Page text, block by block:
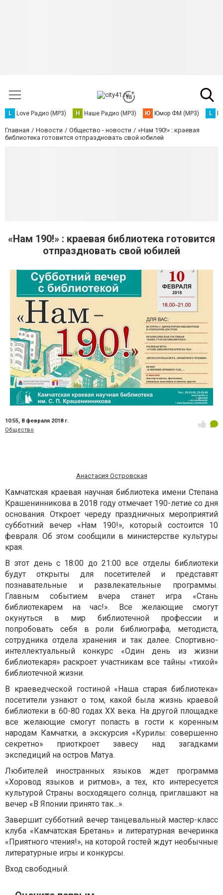
L Love Радио (MP3) Н Наше Радио (MP3) Ю Юмор ФМ (MP3) L
Главная Новости Общество - новости
«Нам 190!» : краевая
библиотека готовится отпраздновать свой юбилей
«Нам 190!» : краевая библиотека готовится
отпраздновать свой юбилей
10:55, 8 февраля 2018 г.
Общество
Анастасия Островская
Камчатская краевая научная библиотека имени Степана
Крашенинникова в 2018 году отмечает 190-летие со дня
основания. Откроет череду праздничных мероприятий
субботний вечер «Нам 190!», который состоится 10
февраля. Об этом сообщили в министерстве культуры
края.
В этот день с 18:00 до 21:00 все отделы библиотеки
будут открыты для посетителей и представят
познавательные и развлекательные программы.
Главным событием вчера станет игра «Стань
библиотекарем на час!». Все желающие смогут
окунуться в мир библиотечной профессии и
попробовать себя в роли библиографа, методиста,
сотрудника отдела хранения и так далее. Спортивно-
интеллектуальный конкурс «Один день из жизни
библиотекаря» раскроет участникам все тайны «тихой»
библиотечной жизни.
В краеведческой гостиной «Наша старая библиотека»
посетители узнают о том, какой была жизнь краевой
библиотеки в 60-80 годах XX века. На другой площадке
все желающие смогут попасть в гости к коренным
народам Камчатки, а экскурсия «Курилы: совершенно
секретно» приоткроет завесу над загадками
экспедиций на остров Матуа.
Любителей иностранных языков ждет программа
«Хоровод языков и ритмов», а тех, кто интересуется
культурой Страны восходящего солнца, приглашают на
вечер «В Японии принято так…».
Завершит субботний вечер танцевальный мастер-класс
клуба «Камчатская Бретань» и литературная вечеринка
«Приятного чтения!», на которой гостей ждут необычные
литературные игры и конкурсы.
Вход свободный.